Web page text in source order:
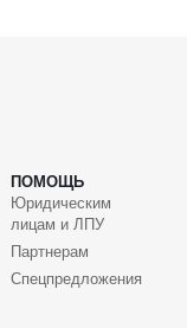
ПОМОЩЬ
Юридическим
лицам и ЛПУ
Партнерам
Спецпредложения